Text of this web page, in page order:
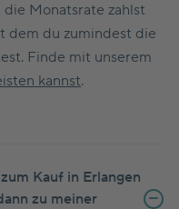
Monatsrate zahlst
dem du zumindest die
Finde mit unserem
kannst.
Kauf in Erlangen
zu meiner